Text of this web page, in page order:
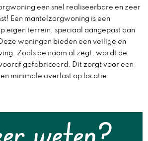
een snel realiseerbare en zeer
Een mantelzorgwoning is een
eigen terrein, speciaal aangepast aan
woningen bieden een veilige en
Zoals de naam al zegt, wordt de
gefabriceerd. Dit zorgt voor een
minimale overlast op locatie.